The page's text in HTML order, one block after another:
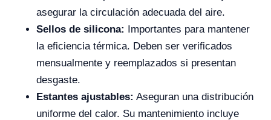
asegurar la circulación adecuada del aire.
Sellos de silicona: Importantes para mantener
la eficiencia térmica. Deben ser verificados
mensualmente y reemplazados si presentan
desgaste.
Estantes ajustables: Aseguran una distribución
uniforme del calor. Su mantenimiento incluye